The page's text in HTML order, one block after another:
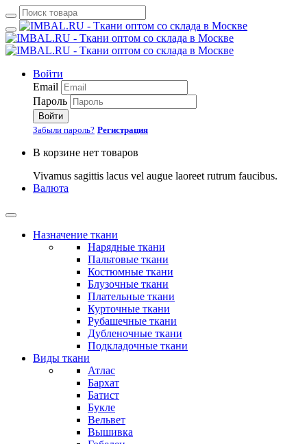
Войти
Email
Пароль
Войти
Забыли пароль? Регистрация
В корзине нет товаров
Vivamus sagittis lacus vel augue laoreet rutrum faucibus.
Валюта
Назначение ткани
Нарядные ткани
Пальтовые ткани
Костюмные ткани
Блузочные ткани
Плательные ткани
Курточные ткани
Рубашечные ткани
Дубленочные ткани
Подкладочные ткани
Виды ткани
Атлас
Бархат
Батист
Букле
Вельвет
Вышивка